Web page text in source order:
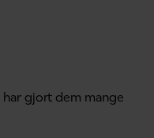
gjort dem mange